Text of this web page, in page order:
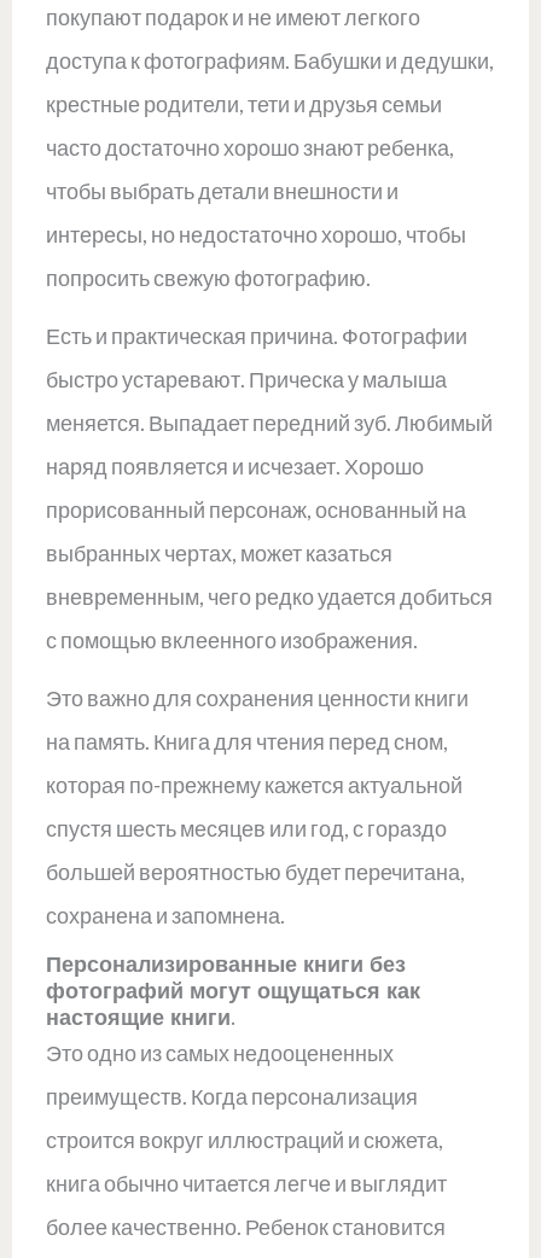
покупают подарок и не имеют легкого
доступа к фотографиям. Бабушки и дедушки,
крестные родители, тети и друзья семьи
часто достаточно хорошо знают ребенка,
чтобы выбрать детали внешности и
интересы, но недостаточно хорошо, чтобы
попросить свежую фотографию.
Есть и практическая причина. Фотографии
быстро устаревают. Прическа у малыша
меняется. Выпадает передний зуб. Любимый
наряд появляется и исчезает. Хорошо
прорисованный персонаж, основанный на
выбранных чертах, может казаться
вневременным, чего редко удается добиться
с помощью вклеенного изображения.
Это важно для сохранения ценности книги
на память. Книга для чтения перед сном,
которая по-прежнему кажется актуальной
спустя шесть месяцев или год, с гораздо
большей вероятностью будет перечитана,
сохранена и запомнена.
Персонализированные книги без
фотографий могут ощущаться как
настоящие книги.
Это одно из самых недооцененных
преимуществ. Когда персонализация
строится вокруг иллюстраций и сюжета,
книга обычно читается легче и выглядит
более качественно. Ребенок становится